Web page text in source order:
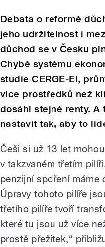
Debata o reformě
jeho udržitelnost i
důchod se v Česku
Chybě systému
studie CERGE-EI,
více prostředků než
dosáhl stejné renty.
nastavit tak, aby to
Češi si už 13 let
v takzvaném třetím
penzijní spoření máme
Úpravy tohoto pilíře
třetího pilíře tvoří
které tu jsou už více
prostě přežitek,“